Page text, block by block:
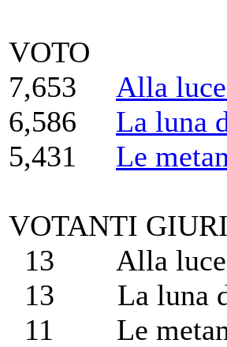
VOTO
7,653 Alla
6,586 La luna
5,431 Le
VOTANTI
13 Alla luce
13 La luna
11 Le